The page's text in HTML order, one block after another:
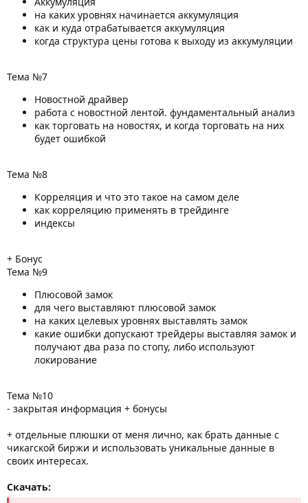
на каких уровнях начинается аккумуляция
как и куда отрабатывается аккумуляция
когда структура цены готова к выходу из аккумуляции
Тема №7
Новостной драйвер
работа с новостной лентой. фундаментальный анализ
как торговать на новостях, и когда торговать на них
будет ошибкой
Тема №8
Корреляция и что это такое на самом деле
как корреляцию применять в трейдинге
индексы
+ Бонус
Тема №9
Плюсовой замок
для чего выставляют плюсовой замок
на каких целевых уровнях выставлять замок
какие ошибки допускают трейдеры выставляя замок и
получают два раза по стопу, либо используют
локирование
Тема №10
- закрытая информация + бонусы
+ отдельные плюшки от меня лично, как брать данные с
чикагской биржи и использовать уникальные данные в
своих интересах.
Скачать: